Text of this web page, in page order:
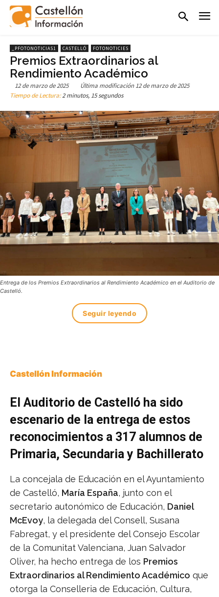
_PFOTONOTICIAS1 CASTELLÓ FOTONOTICIES
Premios Extraordinarios al
Rendimiento Académico
12 de marzo de 2025 Última modificación 12 de marzo de 2025
Tiempo de Lectura:2 minutos, 15 segundos
Entrega de los Premios Extraordinarios al Rendimiento Académico en el Auditorio de
Castelló.
Seguir leyendo
Castellón Información
El Auditorio de Castelló ha sido
escenario de la entrega de estos
reconocimientos a 317 alumnos de
Primaria, Secundaria y Bachillerato
La concejala de Educación en el Ayuntamiento
de Castelló, María España, junto con el
secretario autonómico de Educación, Daniel
McEvoy, la delegada del Consell, Susana
Fabregat, y el presidente del Consejo Escolar
de la Comunitat Valenciana, Juan Salvador
Oliver, ha hecho entrega de los Premios
Extraordinarios al Rendimiento Académico que
otorga la Conselleria de Educación, Cultura,